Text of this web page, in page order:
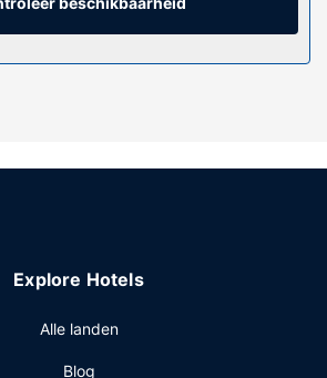
van recreatieve voorzieningen,
nabije casino of winkelcentrum.
ook snacks beschikbaar in 2
Dagelijks kun je tegen betaling
Explore Hotels
Alle landen
Blog